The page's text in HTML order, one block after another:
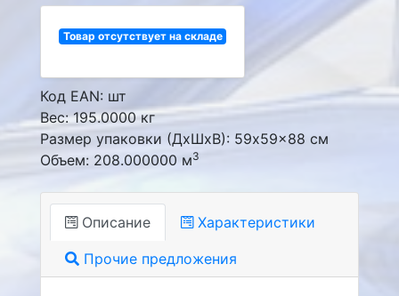
Товар отсутствует на складе
Код EAN: шт
Вес: 195.0000 кг
Размер упаковки (ДxШxВ): 59x59x88 см
Объем: 208.000000 м3
Описание Характеристики
Прочие предложения